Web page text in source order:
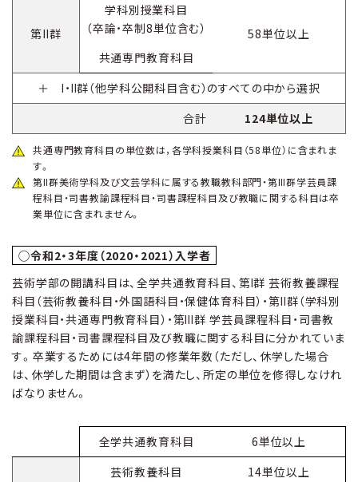
第II群
学科別授業科目
（卒論・卒制8単位含む）
58単位以上
共通専門教育科目
＋ Ⅰ・Ⅱ群（他学科公開科目含む）のすべての中から選択
合計
124単位以上
共通専門教育科目の単位数は，各学科授業科目（58単位）に含まれま
す。
第Ⅱ群美術学科及び文芸学科に属する教職教科部門・第Ⅲ群学芸員課
程科目・司書教諭課程科目・司書課程科目及び教職に関する科目は卒
業単位に含まれません。
◯令和2・3年度（2020・2021）入学者
芸術学部の開講科目は、全学共通教育科目、第Ⅰ群 芸術教養課程
科目（芸術教養科目・外国語科目・保健体育科目）・第Ⅱ群（学科別
授業科目・共通専門教育科目）・第Ⅲ群 学芸員課程科目・司書教
諭課程科目・司書課程科目及び教職に関する科目に分かれていま
す。卒業するためには4年間の修業年数（ただし、休学した場合
は、休学した期間は含まず）を満たし、所定の単位を修得しなけれ
ばなりません。
全学共通教育科目 6単位以上
芸術教養科目
14単位以上